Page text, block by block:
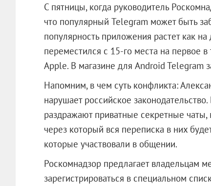
С пятницы, когда руководитель
что популярный Telegram может быть
популярность приложения растет как
переместился с 15-го места на первое
Apple. В магазине для Android Telegram
Напомним, в чем суть конфликта:
нарушает российское
раздражают приватные секретные чаты,
через который вся переписка в них
которые участвовали в общении.
Роскомнадзор предлагает владельцам
зарегистрироваться в специальном